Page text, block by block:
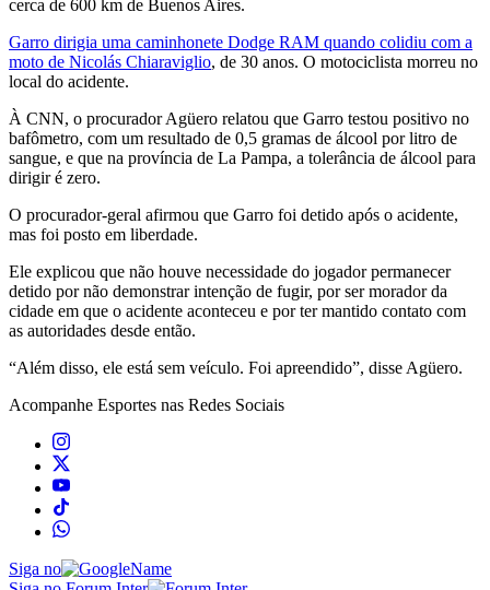
cerca de 600 km de Buenos Aires.
Garro dirigia uma caminhonete Dodge RAM quando colidiu com a
moto de Nicolás Chiaraviglio, de 30 anos. O motociclista morreu no
local do acidente.
À CNN, o procurador Agüero relatou que Garro testou positivo no
bafômetro, com um resultado de 0,5 gramas de álcool por litro de
sangue, e que na província de La Pampa, a tolerância de álcool para
dirigir é zero.
O procurador-geral afirmou que Garro foi detido após o acidente,
mas foi posto em liberdade.
Ele explicou que não houve necessidade do jogador permanecer
detido por não demonstrar intenção de fugir, por ser morador da
cidade em que o acidente aconteceu e por ter mantido contato com
as autoridades desde então.
“Além disso, ele está sem veículo. Foi apreendido”, disse Agüero.
Acompanhe Esportes nas Redes Sociais
Siga no